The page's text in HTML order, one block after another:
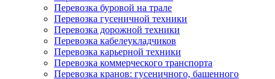
Перевозка буровой на трале
Перевозка гусеничной техники
Перевозка дорожной техники
Перевозка кабелеукладчиков
Перевозка карьерной техники
Перевозка коммерческого транспорта
Перевозка кранов: гусеничного, башенного